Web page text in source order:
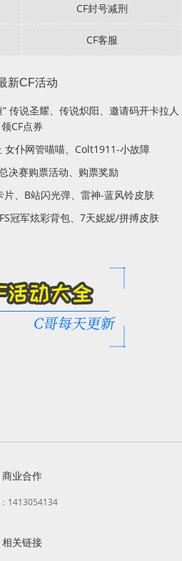
CF封号减刑
CF客服
新CF活动
传说圣耀、传说炽阳、邀请码开卡拉人
领CF点券
女仆网管喵喵、Colt1911-小故障
决赛购票活动、购票奖励
片、B站闪光弹、雷神-蓝风铃皮肤
冠军炫彩背包、7天妮妮/拼搏皮肤
商业合作
1413054134
相关链接